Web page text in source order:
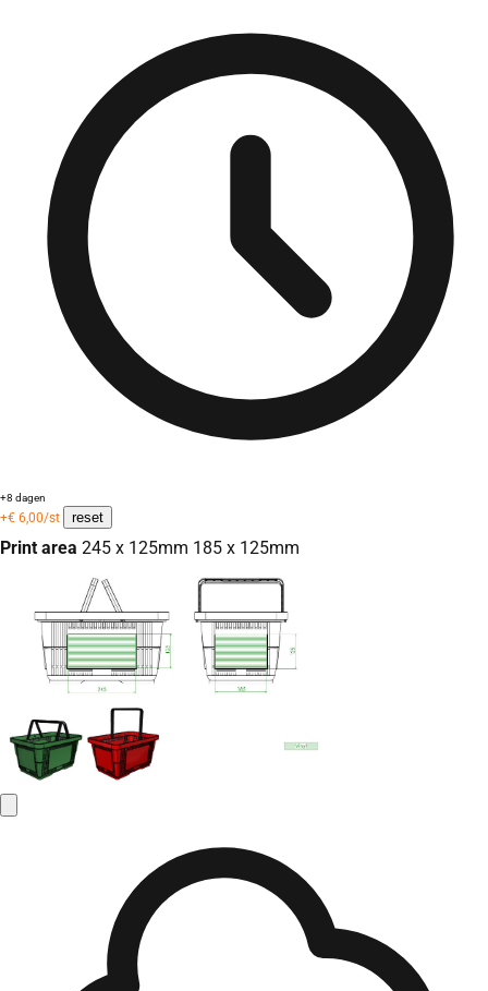
+8 dagen
+€ 6,00/st reset
Print area 245 x 125mm 185 x 125mm